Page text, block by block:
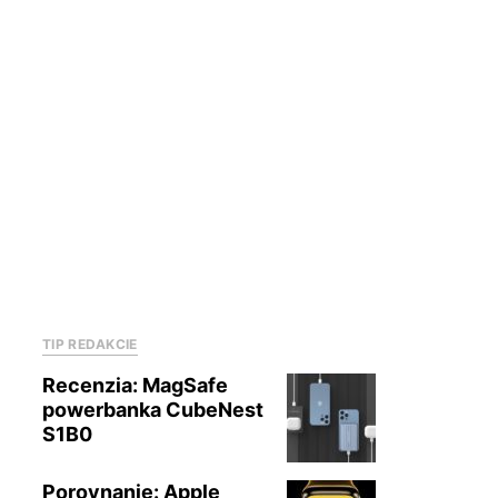
TIP REDAKCIE
Recenzia: MagSafe
powerbanka CubeNest
S1B0
Porovnanie: Apple